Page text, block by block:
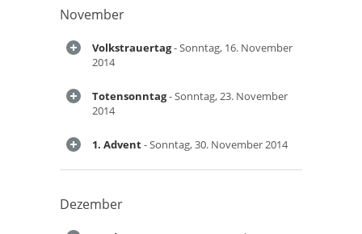
November
Volkstrauertag- Sonntag, 16. November
2014
Totensonntag- Sonntag, 23. November
2014
1. Advent- Sonntag, 30. November 2014
Dezember